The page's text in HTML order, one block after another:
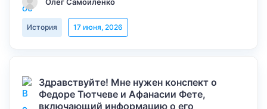
История 17 июня, 2026
Здравствуйте! Мне нужен конспект о
Федоре Тютчеве и Афанасии Фете,
включающий информацию о его